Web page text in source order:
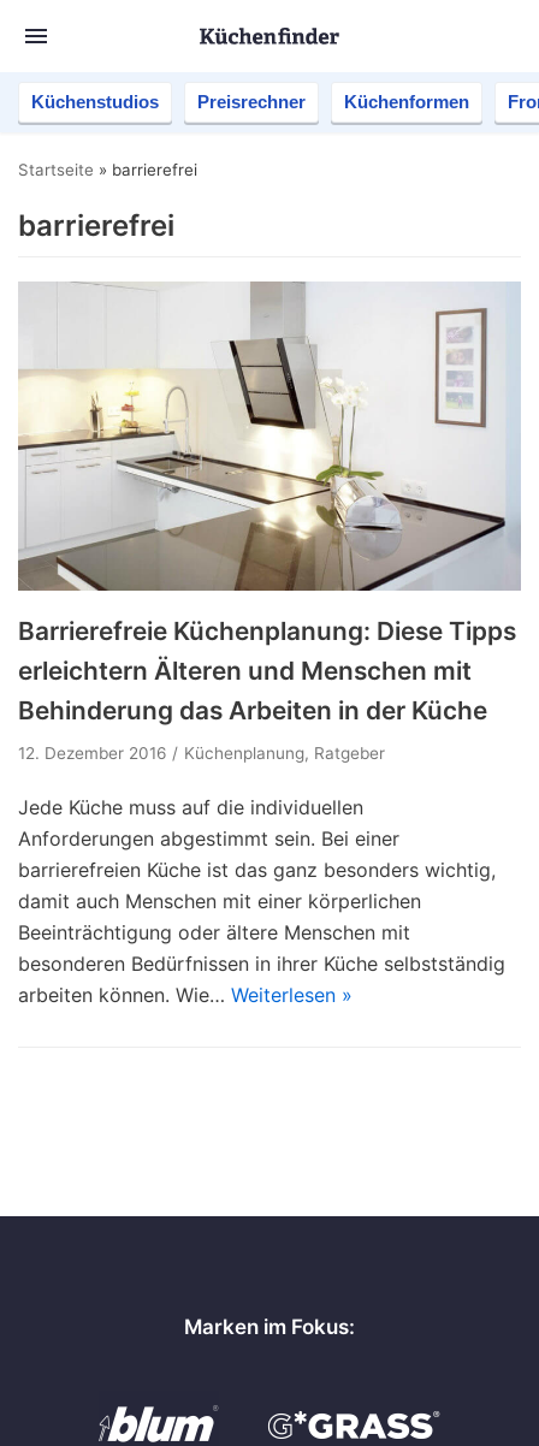
Küchenstudios Preisrechner Küchenformen
Startseite » barrierefrei
barrierefrei
Barrierefreie Küchenplanung: Diese Tipps
erleichtern Älteren und Menschen mit
Behinderung das Arbeiten in der Küche
12. Dezember 2016 Küchenplanung, Ratgeber
Jede Küche muss auf die individuellen
Anforderungen abgestimmt sein. Bei einer
barrierefreien Küche ist das ganz besonders wichtig,
damit auch Menschen mit einer körperlichen
Beeinträchtigung oder ältere Menschen mit
besonderen Bedürfnissen in ihrer Küche selbstständig
arbeiten können. Wie… Weiterlesen »
Marken im Fokus: